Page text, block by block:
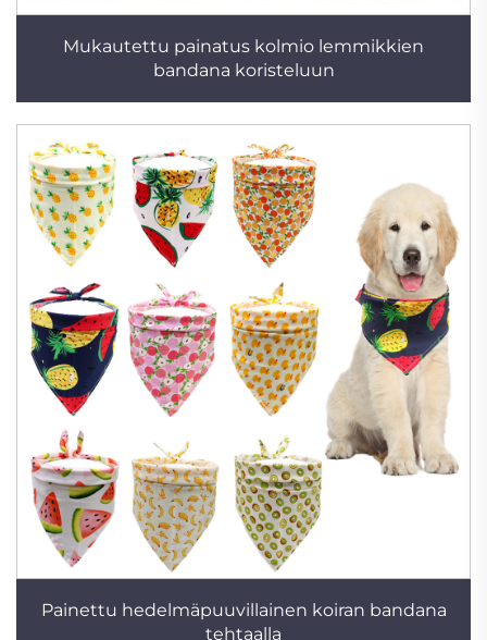
Mukautettu painatus kolmio lemmikkien
bandana koristeluun
Painettu hedelmäpuuvillainen koiran bandana
tehtaalla